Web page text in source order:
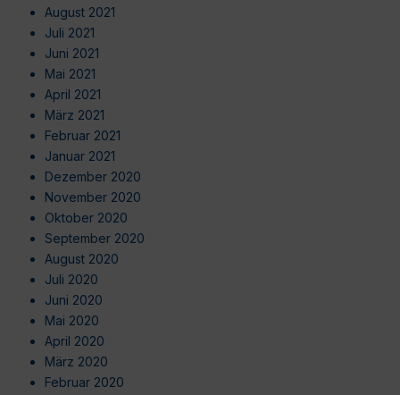
August 2021
Juli 2021
Juni 2021
Mai 2021
April 2021
März 2021
Februar 2021
Januar 2021
Dezember 2020
November 2020
Oktober 2020
September 2020
August 2020
Juli 2020
Juni 2020
Mai 2020
April 2020
März 2020
Februar 2020